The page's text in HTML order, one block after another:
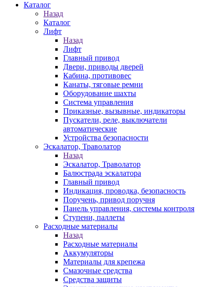
Каталог
Назад
Каталог
Лифт
Назад
Лифт
Главный привод
Двери, приводы дверей
Кабина, противовес
Канаты, тяговые ремни
Оборудование шахты
Система управления
Приказные, вызывные, индикаторы
Пускатели, реле, выключатели
автоматические
Устройства безопасности
Эскалатор, Траволатор
Назад
Эскалатор, Траволатор
Балюстрада эскалатора
Главный привод
Индикация, проводка, безопасность
Поручень, привод поручня
Панель управления, системы контроля
Ступени, паллеты
Расходные материалы
Назад
Расходные материалы
Аккумуляторы
Материалы для крепежа
Смазочные средства
Средства защиты